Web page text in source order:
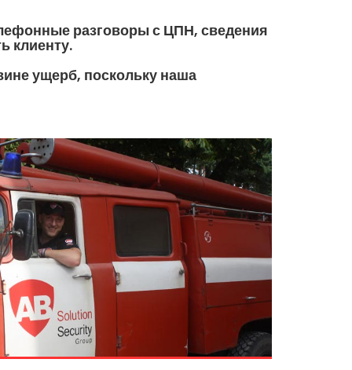
разговоры с ЦПН, сведения
клиенту.
ущерб, поскольку наша